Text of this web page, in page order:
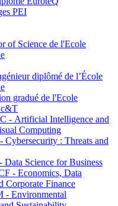
PEI
of Science de l'Ecole
diplômé de l’École
gradué de l'Ecole
- Artificial Intelligence and
Computing
: Threats and
Science for Business
- Economics, Data
Corporate Finance
- Environmental